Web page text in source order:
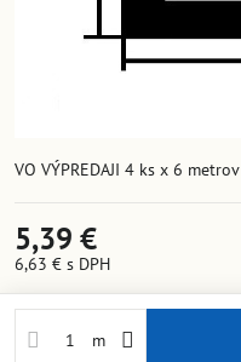
VO VÝPREDAJI 4 ks x 6 metrov
5,39 €
6,63 € s DPH
m